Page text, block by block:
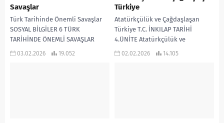
Savaşlar
Türk Tarihinde Önemli Savaşlar
SOSYAL BİLGİLER 6 TÜRK
TARİHİNDE ÖNEMLİ SAVAŞLAR
İNDİR
03.02.2026 19.052
Türkiye
Atatürkçülük ve Çağdaşlaşan
Türkiye T.C. İNKILAP TARİHİ
4.ÜNİTE Atatürkçülük ve
Çağdaşlaşan Türkiye PDF
02.02.2026 14.105